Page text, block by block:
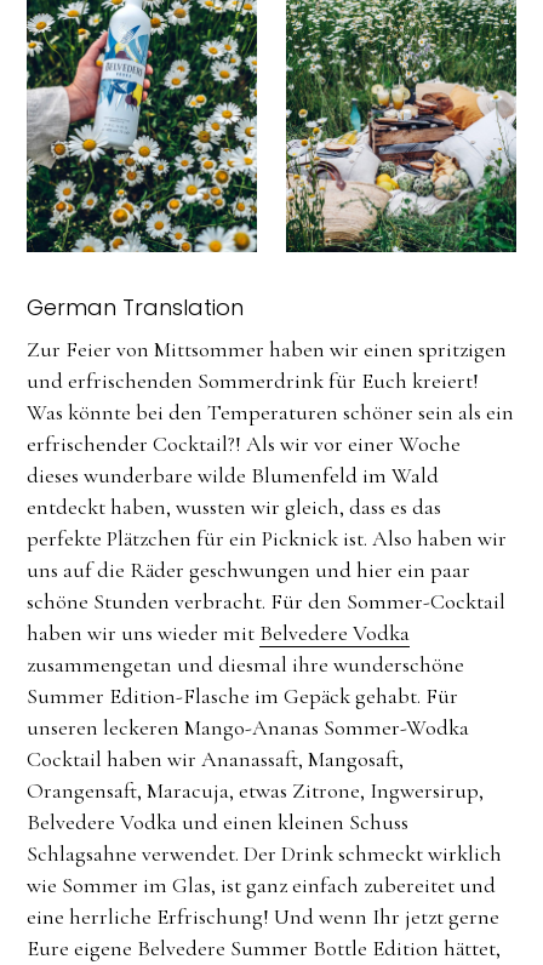
German Translation
Zur Feier von Mittsommer haben wir einen spritzigen
und erfrischenden Sommerdrink für Euch kreiert!
Was könnte bei den Temperaturen schöner sein als ein
erfrischender Cocktail?! Als wir vor einer Woche
dieses wunderbare wilde Blumenfeld im Wald
entdeckt haben, wussten wir gleich, dass es das
perfekte Plätzchen für ein Picknick ist. Also haben wir
uns auf die Räder geschwungen und hier ein paar
schöne Stunden verbracht. Für den Sommer-Cocktail
haben wir uns wieder mit Belvedere Vodka
zusammengetan und diesmal ihre wunderschöne
Summer Edition-Flasche im Gepäck gehabt. Für
unseren leckeren Mango-Ananas Sommer-Wodka
Cocktail haben wir Ananassaft, Mangosaft,
Orangensaft, Maracuja, etwas Zitrone, Ingwersirup,
Belvedere Vodka und einen kleinen Schuss
Schlagsahne verwendet. Der Drink schmeckt wirklich
wie Sommer im Glas, ist ganz einfach zubereitet und
eine herrliche Erfrischung! Und wenn Ihr jetzt gerne
Eure eigene Belvedere Summer Bottle Edition hättet,